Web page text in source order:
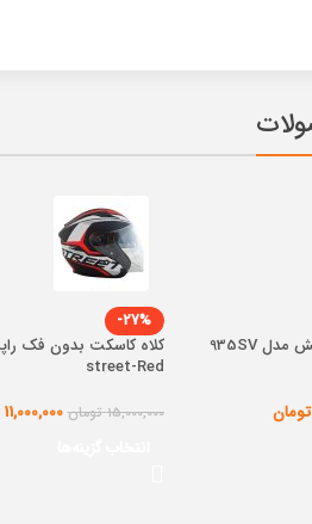
کلاه کاسکت فک متحرک فلش مدل 935SV
تومان
-27%
street-Red
15,000,000 تومان 11,000,000